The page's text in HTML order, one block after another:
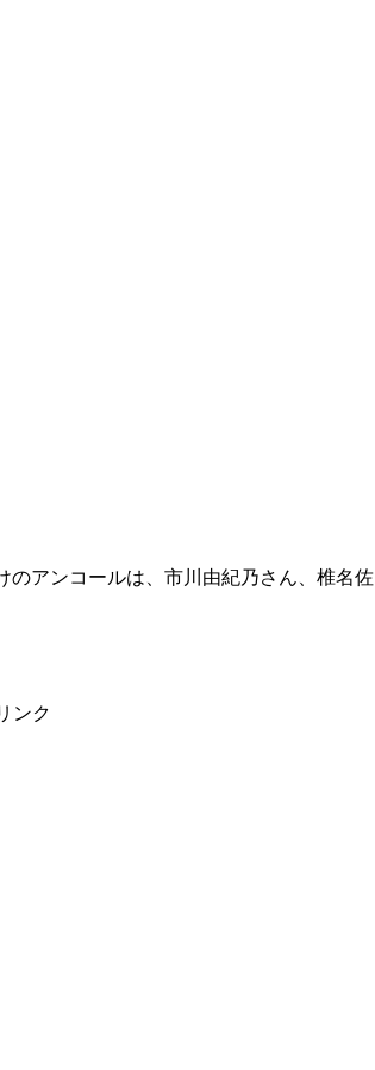
アンコールは、市川由紀乃さん、椎名佐
ンク